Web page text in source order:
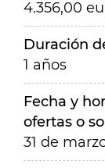
4.356,00
Duración
1 años
Fecha y
ofertas o
31 de